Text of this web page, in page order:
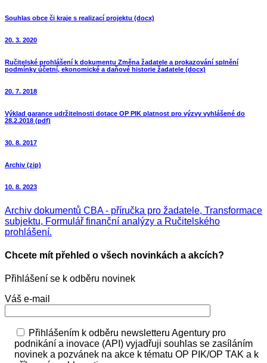
Souhlas obce či kraje s realizací projektu (docx)
20. 3. 2020
Ručitelské prohlášení k dokumentu Změna žadatele a prokazování splnění
podmínky účetní, ekonomické a daňové historie žadatele (docx)
20. 7. 2018
Výklad garance udržitelnosti dotace OP PIK platnost pro výzvy vyhlášené do
28.2.2018 (pdf)
30. 8. 2017
Archiv (zip)
10. 8. 2023
Archiv dokumentů CBA - příručka pro žadatele, Transformace
subjektu, Formulář finanční analýzy a Ručitelského
prohlášení.
Chcete mít přehled o všech novinkách a akcích?
Přihlášení se k odběru novinek
Váš e-mail
Přihlášením k odběru newsletteru Agentury pro
podnikání a inovace (API) vyjadřuji souhlas se zasíláním
novinek a pozvánek na akce k tématu OP PIK/OP TAK a k